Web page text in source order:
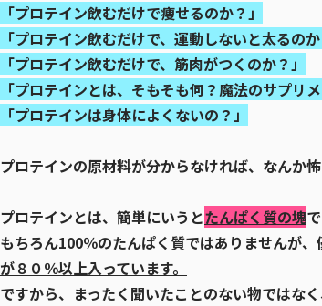
「プロテイン飲むだけで痩せるのか？」
「プロテイン飲むだけで、運動しないと太るのか
「プロテイン飲むだけで、筋肉がつくのか？」
「プロテインとは、そもそも何？魔法のサプリメ
「プロテインは身体によくないの？」
プロテインの原材料が分からなければ、なんか怖
プロテインとは、簡単にいうとたんぱく質の塊で
もちろん100％のたんぱく質ではありませんが、
が８０％以上入っています。
ですから、まったく聞いたことのない物ではな